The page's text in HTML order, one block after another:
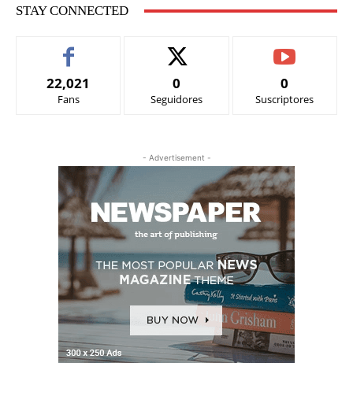
STAY CONNECTED
22,021
Fans
0
Seguidores
0
Suscriptores
- Advertisement -